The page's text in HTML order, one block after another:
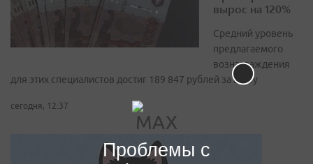
вырос на 120%
Средний уровень
предлагаемого
вознаграждения
для этих специалистов достиг 189 847 рублей за вахту
сегодня, 12:37
Проблемы с